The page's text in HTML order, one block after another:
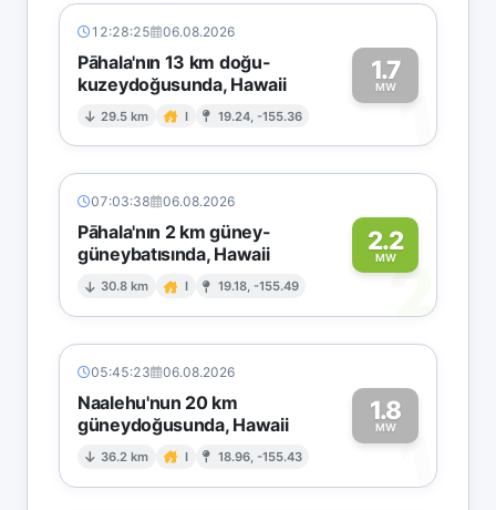
12:28:25 06.08.2026
Pāhala'nın 13 km doğu-
kuzeydoğusunda, Hawaii
29.5 km I 19.24, -155.36
1.7
MW1
07:03:38 06.08.2026
Pāhala'nın 2 km güney-
güneybatısında, Hawaii
30.8 km I 19.18, -155.49
2.2
MW2
05:45:23 06.08.2026
Naalehu'nun 20 km
güneydoğusunda, Hawaii
36.2 km I 18.96, -155.43
1.8
MW1